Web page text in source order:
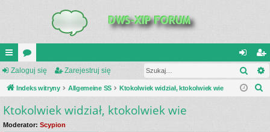
UI
C
K
_L
or
a
al
og
ar
ej
Zaloguj się Zarejestruj się
Indeks witryny Allgemeine SS Ktokolwiek widział, ktokolwiek wie
Ktokolwiek widział, ktokolwiek wie
Moderator: Scypion